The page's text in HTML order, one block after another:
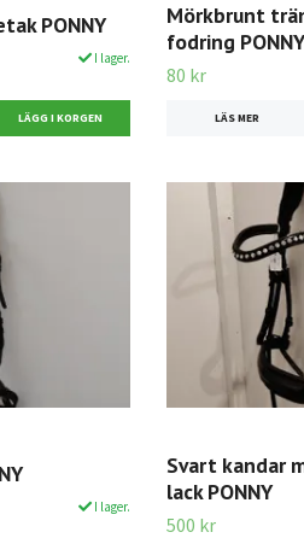
PONNY
I lager.
Mörkbrunt
fodring PONNY
80 kr
LÄS MER
I lager.
Svart kandar
lack PONNY
500 kr